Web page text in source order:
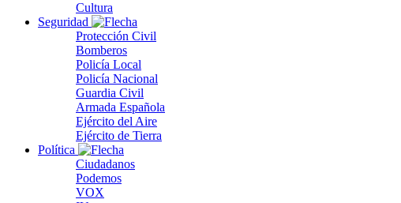
Cultura
Seguridad
Protección Civil
Bomberos
Policía Local
Policía Nacional
Guardia Civil
Armada Española
Ejército del Aire
Ejército de Tierra
Política
Ciudadanos
Podemos
VOX